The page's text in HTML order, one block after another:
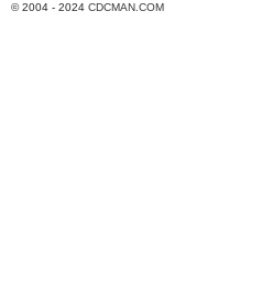
© 2004 - 2024 CDCMAN.COM